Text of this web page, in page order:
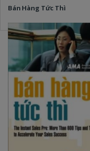
Bán Hàng Tức Thì